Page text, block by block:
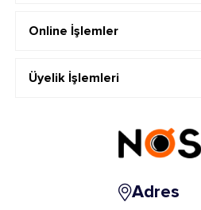
Online İşlemler
Üyelik İşlemleri
Adres